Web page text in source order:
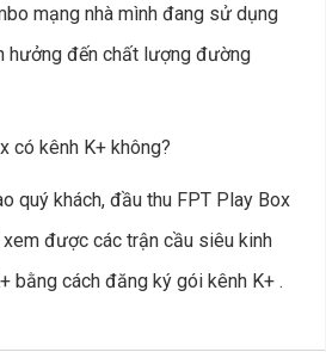
mạng nhà mình đang sử dụng
hưởng đến chất lượng đường
có kênh K+ không?
quý khách, đầu thu FPT Play Box
xem được các trận cầu siêu kinh
bằng cách đăng ký gói kênh K+ .